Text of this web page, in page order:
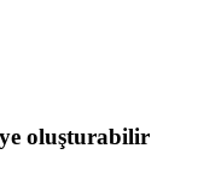
oluşturabilir